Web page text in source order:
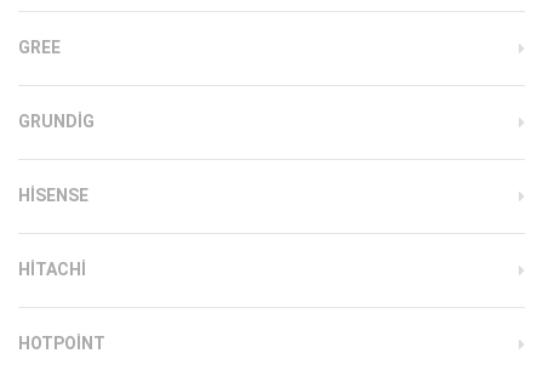
GREE
GRUNDIG
HISENSE
HITACHI
HOTPOINT